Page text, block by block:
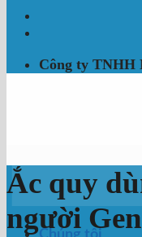
Công ty TNHH
Ắc quy
người